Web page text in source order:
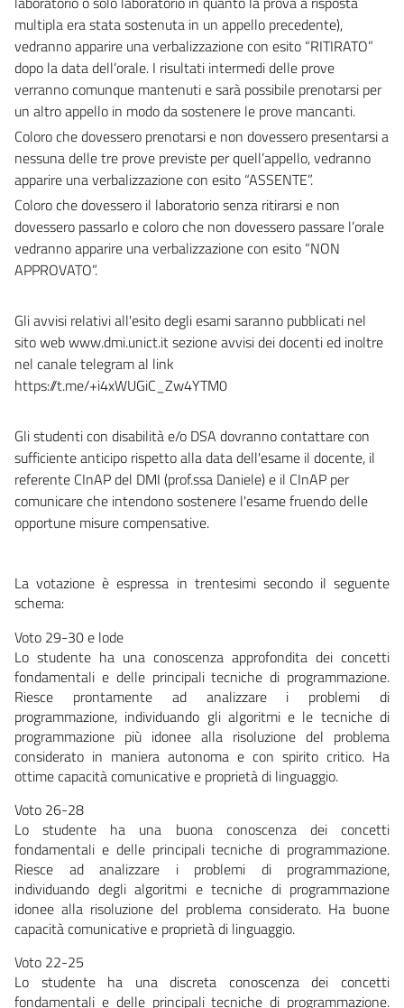
multipla era stata sostenuta in un appello precedente),
vedranno apparire una verbalizzazione con esito “RITIRATO”
dopo la data dell’orale. I risultati intermedi delle prove
verranno comunque mantenuti e sarà possibile prenotarsi per
un altro appello in modo da sostenere le prove mancanti.
Coloro che dovessero prenotarsi e non dovessero presentarsi a
nessuna delle tre prove previste per quell’appello, vedranno
apparire una verbalizzazione con esito “ASSENTE”.
Coloro che dovessero il laboratorio senza ritirarsi e non
dovessero passarlo e coloro che non dovessero passare l’orale
vedranno apparire una verbalizzazione con esito “NON
APPROVATO”.
Gli avvisi relativi all'esito degli esami saranno pubblicati nel
sito web www.dmi.unict.it sezione avvisi dei docenti ed inoltre
nel canale telegram al link
https://t.me/+i4xWUGiC_Zw4YTM0
Gli studenti con disabilità e/o DSA dovranno contattare con
sufficiente anticipo rispetto alla data dell'esame il docente, il
referente CInAP del DMI (prof.ssa Daniele) e il CInAP per
comunicare che intendono sostenere l'esame fruendo delle
opportune misure compensative.
La votazione è espressa in trentesimi secondo il seguente
schema:
Voto 29-30 e lode
Lo studente ha una conoscenza approfondita dei concetti
fondamentali e delle principali tecniche di programmazione.
Riesce prontamente ad analizzare i problemi di
programmazione, individuando gli algoritmi e le tecniche di
programmazione più idonee alla risoluzione del problema
considerato in maniera autonoma e con spirito critico. Ha
ottime capacità comunicative e proprietà di linguaggio.
Voto 26-28
Lo studente ha una buona conoscenza dei concetti
fondamentali e delle principali tecniche di programmazione.
Riesce ad analizzare i problemi di programmazione,
individuando degli algoritmi e tecniche di programmazione
idonee alla risoluzione del problema considerato. Ha buone
capacità comunicative e proprietà di linguaggio.
Voto 22-25
Lo studente ha una discreta conoscenza dei concetti
fondamentali e delle principali tecniche di programmazione.